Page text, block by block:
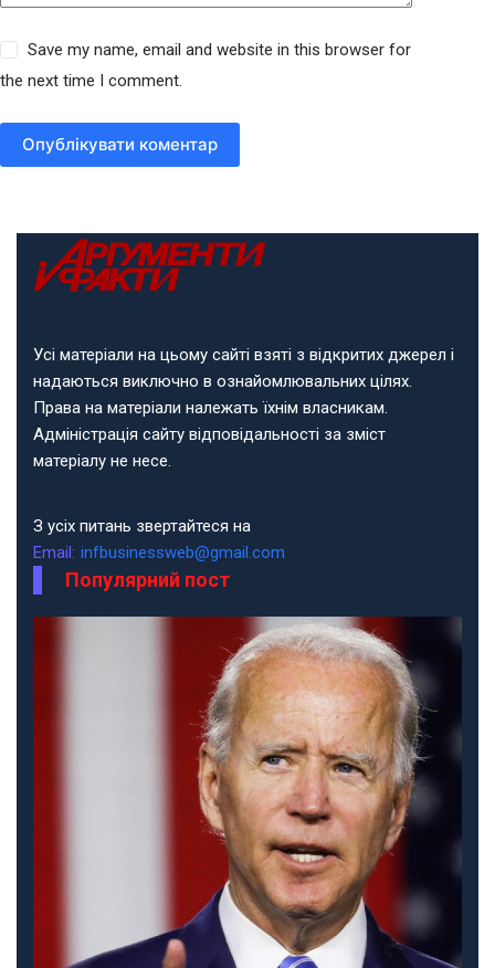
Save my name, email and website in this browser for
the next time I comment.
Опублікувати коментар
Усі матеріали на цьому сайті взяті з відкритих джерел і
надаються виключно в ознайомлювальних цілях.
Права на матеріали належать їхнім власникам.
Адміністрація сайту відповідальності за зміст
матеріалу не несе.
З усіх питань звертайтеся на
Email: infbusinessweb@gmail.com
Популярний пост